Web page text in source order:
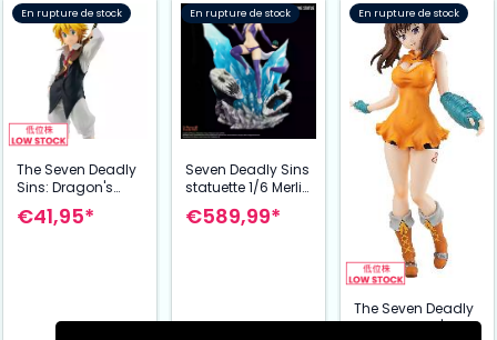
En rupture de stock
The Seven Deadly
Sins: Dragon's
Judgement
statuette PVC Pop
€41,95*
En rupture de stock
Seven Deadly Sins
statuette 1/6 Merlin
37 cm
€589,99*
En rupture de stock
The Seven Deadly
Sins: Dragon's